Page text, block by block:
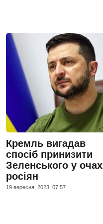
Кремль вигадав
спосіб принизити
Зеленського у очах
росіян
19 вересня, 2023, 07:57